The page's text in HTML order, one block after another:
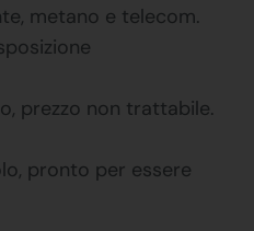
metano e telecom.
prezzo non trattabile.
pronto per essere